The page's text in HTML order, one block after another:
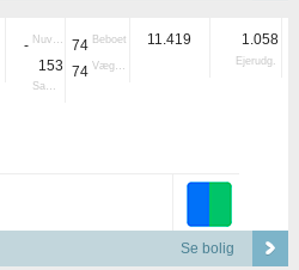
- Nuvær.
153
Samlet
74 Beboet
74 Vægtet
11.419 1.058
Ejerudg.
Se bolig